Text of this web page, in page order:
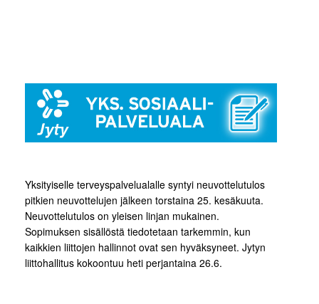
Yksityiselle terveyspalvelualalle syntyi neuvottelutulos
pitkien neuvottelujen jälkeen torstaina 25. kesäkuuta.
Neuvottelutulos on yleisen linjan mukainen.
Sopimuksen sisällöstä tiedotetaan tarkemmin, kun
kaikkien liittojen hallinnot ovat sen hyväksyneet. Jytyn
liittohallitus kokoontuu heti perjantaina 26.6.